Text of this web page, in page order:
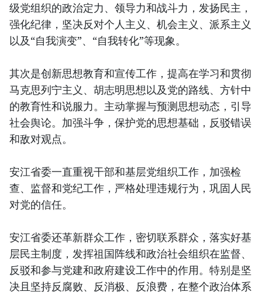
级党组织的政治定力、领导力和战斗力，发扬民主，
强化纪律，坚决反对个人主义、机会主义、派系主义
以及“自我演变”、“自我转化”等现象。
其次是创新思想教育和宣传工作，提高在学习和贯彻
马克思列宁主义、胡志明思想以及党的路线、方针中
的教育性和说服力。主动掌握与预测思想动态，引导
社会舆论。加强斗争，保护党的思想基础，反驳错误
和敌对观点。
安江省委一直重视干部和基层党组织工作，加强检
查、监督和党纪工作，严格处理违规行为，巩固人民
对党的信任。
安江省委还革新群众工作，密切联系群众，落实好基
层民主制度，发挥祖国阵线和政治社会组织在监督、
反驳和参与党建和政府建设工作中的作用。特别是坚
决且坚持反腐败、反消极、反浪费，在整个政治体系